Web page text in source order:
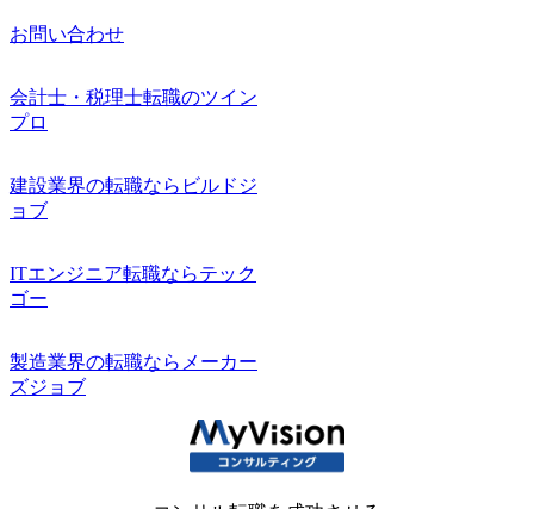
お問い合わせ
会計士・税理士転職のツイン
プロ
建設業界の転職ならビルドジ
ョブ
ITエンジニア転職ならテック
ゴー
製造業界の転職ならメーカー
ズジョブ